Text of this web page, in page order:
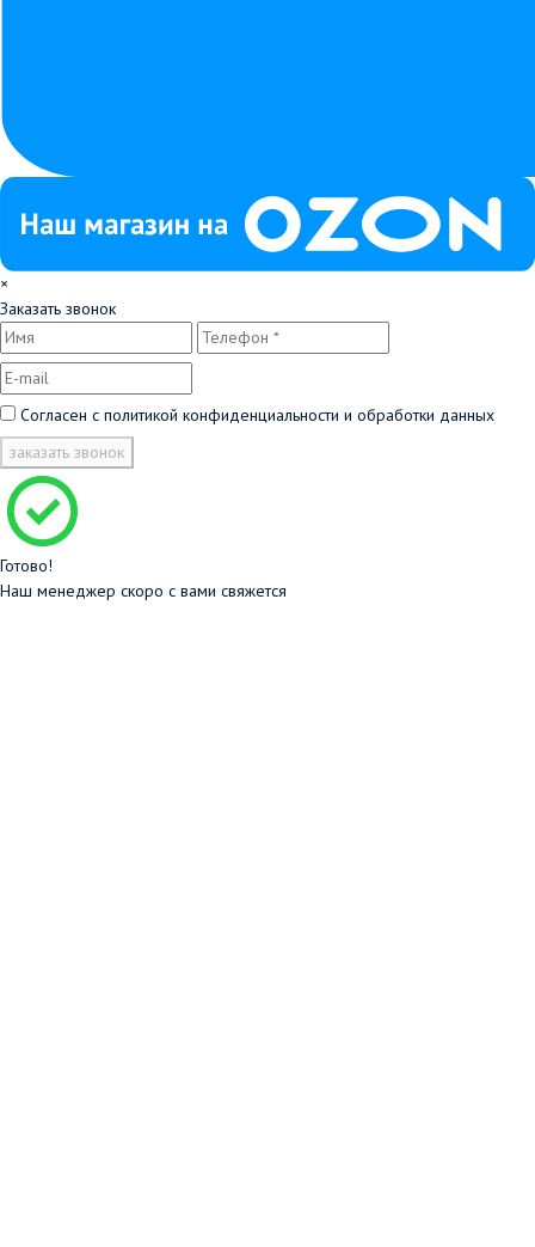
×
Заказать звонок
Согласен с политикой конфиденциальности и обработки данных
заказать звонок
Готово!
Наш менеджер скоро с вами свяжется